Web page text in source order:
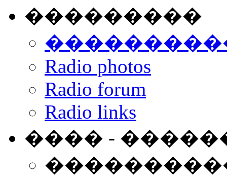
���������
Radio photos
Radio forum
Radio links
���� -